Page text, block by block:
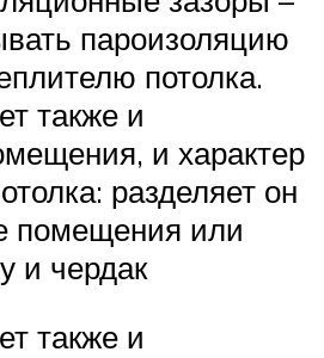
пароизоляцию
потолка.
также и
и характер
разделяет он
помещения или
и чердак
также и